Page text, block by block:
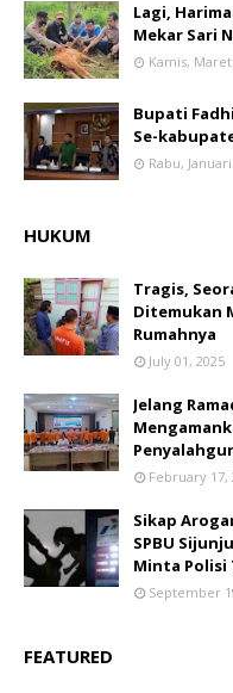
Lagi,
Mekar Sari
Kamis, Maret
Bupati
Se-
Rabu,
HUKUM
Tragis,
Ditemukan
Rumahnya
July 01, 2025
Jelang
February 17,
Sikap
SPBU
Minta Polisi
September
FEATURED